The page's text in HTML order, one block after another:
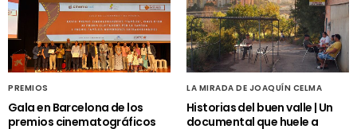
PREMIOS
Gala en Barcelona de los
premios cinematográficos
LA MIRADA DE JOAQUÍN CELMA
Historias del buen valle | Un
documental que huele a